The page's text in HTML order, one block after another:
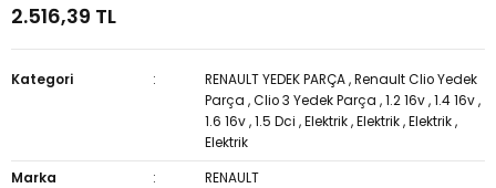
2.516,39 TL
Kategori RENAULT YEDEK PARÇA ,Renault Clio Yedek
Parça ,Clio 3 Yedek Parça ,1.2 16v ,1.4 16v ,
1.6 16v ,1.5 Dci ,Elektrik ,Elektrik ,Elektrik ,
Elektrik
Marka
RENAULT